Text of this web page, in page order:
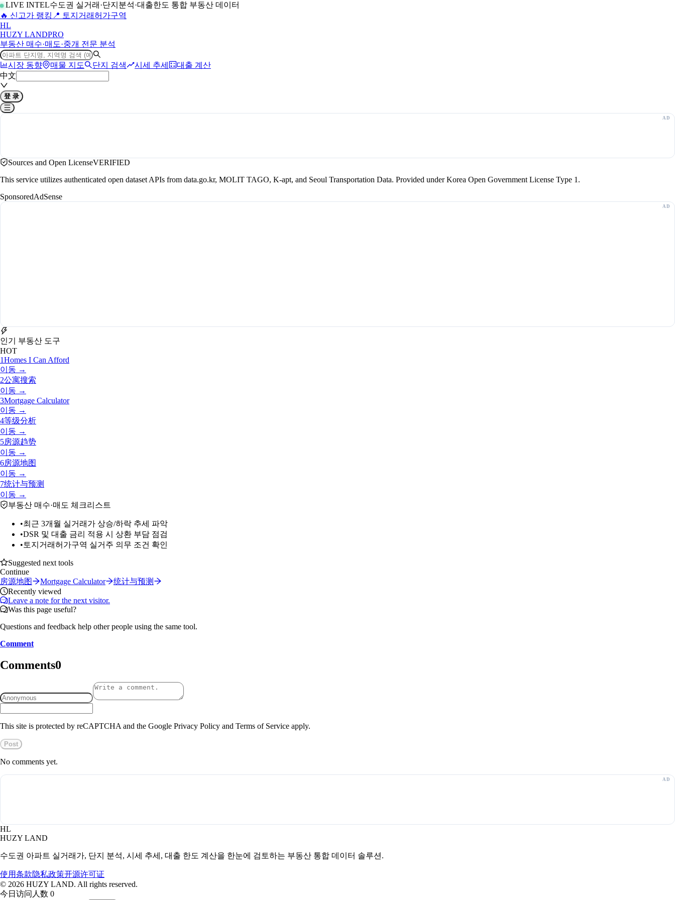
LIVE INTEL수도권 실거래·단지분석·대출한도 통합 부동산 데이터
🔥 신고가 랭킹 📍 토지거래허가구역
HL
HUZY LANDPRO
부동산 매수·매도·중개 전문 분석
시장 동향 매물 지도 단지 검색 시세 추세
대출 계산
中文
登 录
Sources and Open LicenseVERIFIED
This service utilizes authenticated open dataset APIs from data.go.kr, MOLIT TAGO, K-apt, and Seoul Transportation Data. Provided under Korea Open Government License Type 1.
SponsoredAdSense
인기 부동산 도구
HOT
1Homes I Can Afford
이동 →
2公寓搜索
이동 →
3Mortgage Calculator
이동 →
4等级分析
이동 →
5房源趋势
이동 →
6房源地图
이동 →
7统计与预测
이동 →
부동산 매수·매도 체크리스트
•최근 3개월 실거래가 상승/하락 추세 파악
•DSR 및 대출 금리 적용 시 상환 부담 점검
• 토지거래허가구역 실거주 의무 조건 확인
Suggested next tools
Continue
房源地图
Mortgage Calculator
统计与预测
Recently viewed
Leave a note for the next visitor.
Was this page useful?
Questions and feedback help other people using the same tool.
Comment
Comments0
This site is protected by reCAPTCHA and the Google Privacy Policy and Terms of Service apply.
Post
No comments yet.
HL
HUZY LAND
수도권 아파트 실거래가, 단지 분석, 시세 추세, 대출 한도 계산을 한눈에 검토하는 부동산 통합 데이터 솔루션.
使用条款隐私政策开源许可证
© 2026 HUZY LAND. All rights reserved.
今日访问人数 0